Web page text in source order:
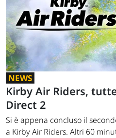
NEWS
Kirby Air Riders,
Direct 2
Si è appena concluso il
a Kirby Air Riders. Altri 60